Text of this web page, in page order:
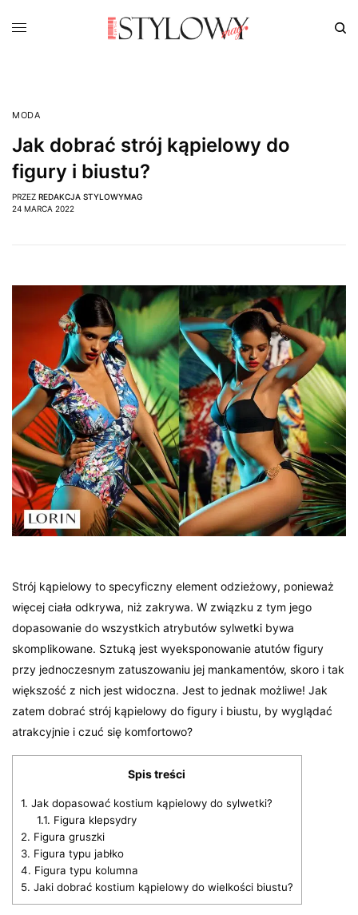
MODA
Jak dobrać strój kąpielowy do
figury i biustu?
PRZEZ REDAKCJA STYLOWYMAG
24 MARCA 2022
Strój kąpielowy to specyficzny element odzieżowy, ponieważ
więcej ciała odkrywa, niż zakrywa. W związku z tym jego
dopasowanie do wszystkich atrybutów sylwetki bywa
skomplikowane. Sztuką jest wyeksponowanie atutów figury
przy jednoczesnym zatuszowaniu jej mankamentów, skoro i tak
większość z nich jest widoczna. Jest to jednak możliwe! Jak
zatem dobrać strój kąpielowy do figury i biustu, by wyglądać
atrakcyjnie i czuć się komfortowo?
Spis treści
1. Jak dopasować kostium kąpielowy do sylwetki?
1.1. Figura klepsydry
2. Figura gruszki
3. Figura typu jabłko
4. Figura typu kolumna
5. Jaki dobrać kostium kąpielowy do wielkości biustu?